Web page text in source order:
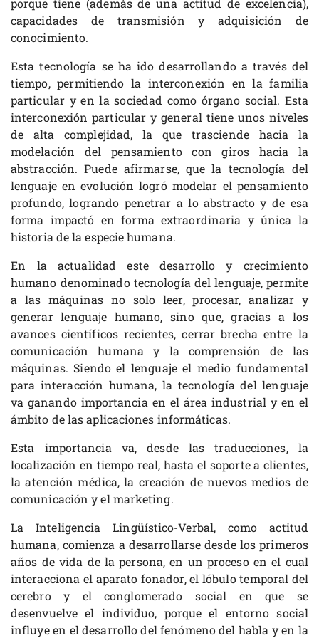
porque tiene (además de una actitud de excelencia),
capacidades de transmisión y adquisición de
conocimiento.
Esta tecnología se ha ido desarrollando a través del
tiempo, permitiendo la interconexión en la familia
particular y en la sociedad como órgano social. Esta
interconexión particular y general tiene unos niveles
de alta complejidad, la que trasciende hacia la
modelación del pensamiento con giros hacia la
abstracción. Puede afirmarse, que la tecnología del
lenguaje en evolución logró modelar el pensamiento
profundo, logrando penetrar a lo abstracto y de esa
forma impactó en forma extraordinaria y única la
historia de la especie humana.
En la actualidad este desarrollo y crecimiento
humano denominado tecnología del lenguaje, permite
a las máquinas no solo leer, procesar, analizar y
generar lenguaje humano, sino que, gracias a los
avances científicos recientes, cerrar brecha entre la
comunicación humana y la comprensión de las
máquinas. Siendo el lenguaje el medio fundamental
para interacción humana, la tecnología del lenguaje
va ganando importancia en el área industrial y en el
ámbito de las aplicaciones informáticas.
Esta importancia va, desde las traducciones, la
localización en tiempo real, hasta el soporte a clientes,
la atención médica, la creación de nuevos medios de
comunicación y el marketing.
La Inteligencia Lingüístico-Verbal, como actitud
humana, comienza a desarrollarse desde los primeros
años de vida de la persona, en un proceso en el cual
interacciona el aparato fonador, el lóbulo temporal del
cerebro y el conglomerado social en que se
desenvuelve el individuo, porque el entorno social
influye en el desarrollo del fenómeno del habla y en la